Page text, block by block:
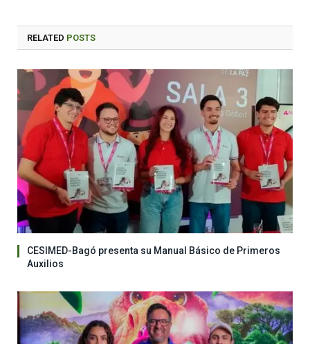
RELATED POSTS
CESIMED-Bagó presenta su Manual Básico de Primeros
Auxilios